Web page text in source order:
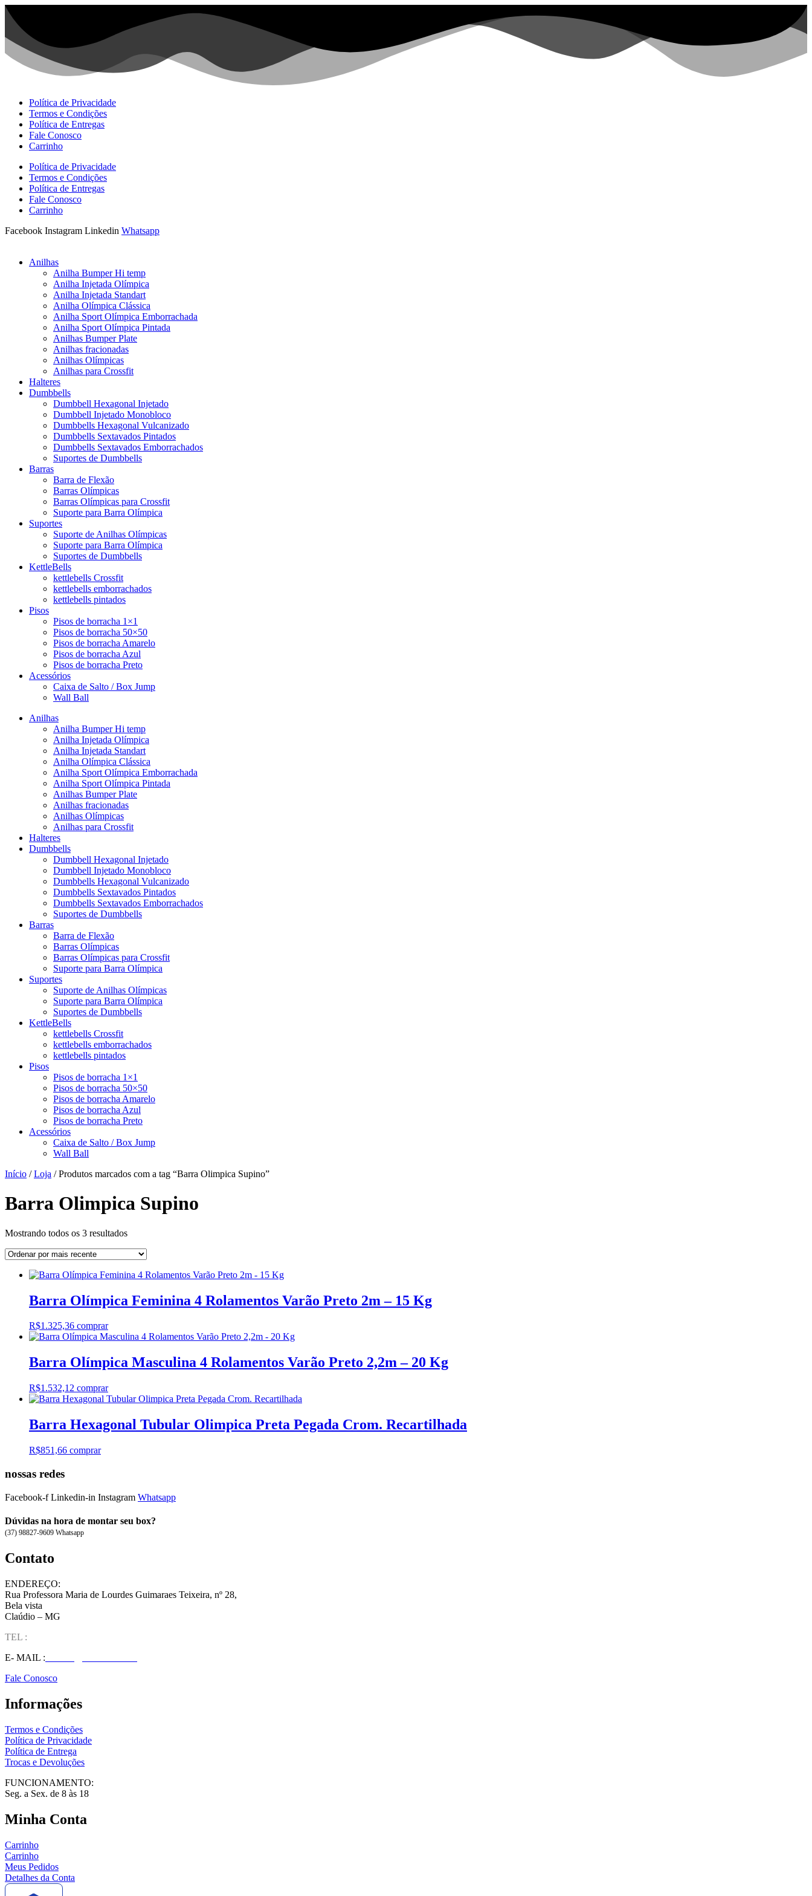
Ir
para
conteúdo
Política de Privacidade
Termos e Condições
Política de Entregas
Fale Conosco
Carrinho
Política de Privacidade
Termos e Condições
Política de Entregas
Fale Conosco
Carrinho
Facebook Instagram Linkedin Whatsapp
Anilhas
Anilha Bumper Hi temp
Anilha Injetada Olímpica
Anilha Injetada Standart
Anilha Olímpica Clássica
Anilha Sport Olímpica Emborrachada
Anilha Sport Olímpica Pintada
Anilhas Bumper Plate
Anilhas fracionadas
Anilhas Olímpicas
Anilhas para Crossfit
Halteres
Dumbbells
Dumbbell Hexagonal Injetado
Dumbbell Injetado Monobloco
Dumbbells Hexagonal Vulcanizado
Dumbbells Sextavados Pintados
Dumbbells Sextavados Emborrachados
Suportes de Dumbbells
Barras
Barra de Flexão
Barras Olímpicas
Barras Olímpicas para Crossfit
Suporte para Barra Olímpica
Suportes
Suporte de Anilhas Olímpicas
Suporte para Barra Olímpica
Suportes de Dumbbells
KettleBells
kettlebells Crossfit
kettlebells emborrachados
kettlebells pintados
Pisos
Pisos de borracha 1×1
Pisos de borracha 50×50
Pisos de borracha Amarelo
Pisos de borracha Azul
Pisos de borracha Preto
Acessórios
Caixa de Salto / Box Jump
Wall Ball
Anilhas
Anilha Bumper Hi temp
Anilha Injetada Olímpica
Anilha Injetada Standart
Anilha Olímpica Clássica
Anilha Sport Olímpica Emborrachada
Anilha Sport Olímpica Pintada
Anilhas Bumper Plate
Anilhas fracionadas
Anilhas Olímpicas
Anilhas para Crossfit
Halteres
Dumbbells
Dumbbell Hexagonal Injetado
Dumbbell Injetado Monobloco
Dumbbells Hexagonal Vulcanizado
Dumbbells Sextavados Pintados
Dumbbells Sextavados Emborrachados
Suportes de Dumbbells
Barras
Barra de Flexão
Barras Olímpicas
Barras Olímpicas para Crossfit
Suporte para Barra Olímpica
Suportes
Suporte de Anilhas Olímpicas
Suporte para Barra Olímpica
Suportes de Dumbbells
KettleBells
kettlebells Crossfit
kettlebells emborrachados
kettlebells pintados
Pisos
Pisos de borracha 1×1
Pisos de borracha 50×50
Pisos de borracha Amarelo
Pisos de borracha Azul
Pisos de borracha Preto
Acessórios
Caixa de Salto / Box Jump
Wall Ball
Início /Loja / Produtos marcados com a tag “Barra Olimpica Supino”
Barra Olimpica Supino
Mostrando todos os 3 resultadosClassificado
mais
Barra Olímpica Feminina 4 Rolamentos Varão Preto 2m – 15 Kg
R$1.325,36 comprar
Barra Olímpica Masculina 4 Rolamentos Varão Preto 2,2m – 20 Kg
R$1.532,12 comprar
Barra Hexagonal Tubular Olimpica Preta Pegada Crom. Recartilhada
R$851,66 comprar
nossas redes
Facebook-f Linkedin-in Instagram Whatsapp
Dúvidas na hora de montar seu box?
(37) 98827-9609 Whatsapp
Contato
ENDEREÇO:
Rua Professora Maria de Lourdes Guimaraes Teixeira, nº 28,
Bela vista
Claúdio – MG
TEL :
E- MAIL :
Fale Conosco
Informações
Termos e Condições
Política de Privacidade
Política de Entrega
Trocas e Devoluções
FUNCIONAMENTO:
Seg. a Sex. de 8 às 18
Minha Conta
Carrinho
Carrinho
Meus Pedidos
Detalhes da Conta